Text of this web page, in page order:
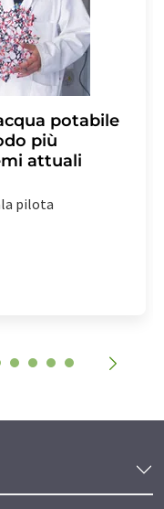
potabile
più
attuali
pilota